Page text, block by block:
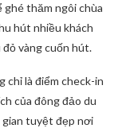
ghé thăm ngôi chùa
hút nhiều khách
đỏ vàng cuốn hút.
chỉ là điểm check-in
của đông đảo du
gian tuyệt đẹp nơi